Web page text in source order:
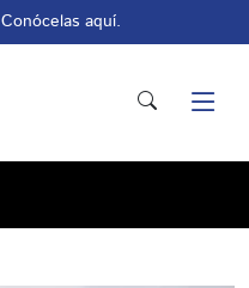
Conócelas aquí.